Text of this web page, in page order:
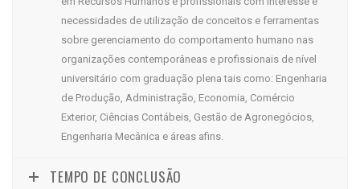
necessidades de utilização de conceitos e ferramentas
sobre gerenciamento do comportamento humano nas
organizações contemporâneas e profissionais de nível
universitário com graduação plena tais como: Engenharia
de Produção, Administração, Economia, Comércio
Exterior, Ciências Contábeis, Gestão de Agronegócios,
Engenharia Mecânica e áreas afins.
TEMPO DE CONCLUSÃO